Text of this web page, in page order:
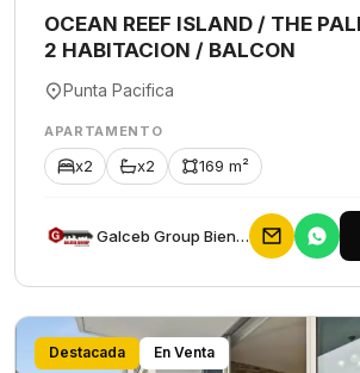
OCEAN REEF ISLAND / THE
2 HABITACION / BALCON
Punta Pacifica
APARTAMENTO
x2 x2 169 m²
Galceb Group Bienes Raices
Destacada En Venta